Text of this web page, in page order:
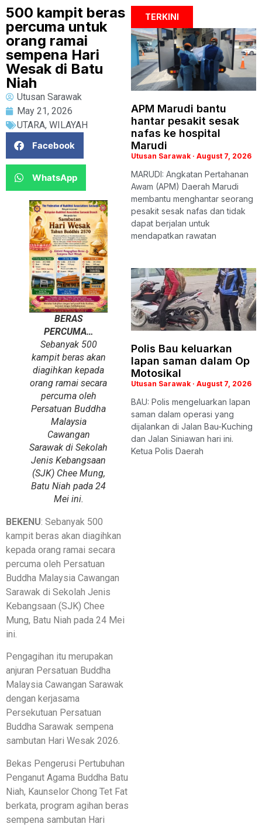
500 kampit beras
percuma untuk
orang ramai
sempena Hari
Wesak di Batu
Niah
Utusan Sarawak
May 21, 2026
UTARA, WILAYAH
Facebook
WhatsApp
BERAS
PERCUMA…
Sebanyak 500
kampit beras akan
diagihkan kepada
orang ramai secara
percuma oleh
Persatuan Buddha
Malaysia
Cawangan
Sarawak di Sekolah
Jenis Kebangsaan
(SJK) Chee Mung,
Batu Niah pada 24
Mei ini.
BEKENU: Sebanyak 500
kampit beras akan diagihkan
kepada orang ramai secara
percuma oleh Persatuan
Buddha Malaysia Cawangan
Sarawak di Sekolah Jenis
Kebangsaan (SJK) Chee
Mung, Batu Niah pada 24 Mei
ini.
Pengagihan itu merupakan
anjuran Persatuan Buddha
Malaysia Cawangan Sarawak
dengan kerjasama
Persekutuan Persatuan
Buddha Sarawak sempena
sambutan Hari Wesak 2026.
Bekas Pengerusi Pertubuhan
Penganut Agama Buddha Batu
Niah, Kaunselor Chong Tet Fat
berkata, program agihan beras
sempena sambutan Hari
TERKINI
APM Marudi bantu
hantar pesakit sesak
nafas ke hospital
Marudi
Utusan Sarawak August 7, 2026
MARUDI: Angkatan Pertahanan
Awam (APM) Daerah Marudi
membantu menghantar seorang
pesakit sesak nafas dan tidak
dapat berjalan untuk
mendapatkan rawatan
Polis Bau keluarkan
lapan saman dalam Op
Motosikal
Utusan Sarawak August 7, 2026
BAU: Polis mengeluarkan lapan
saman dalam operasi yang
dijalankan di Jalan Bau-Kuching
dan Jalan Siniawan hari ini.
Ketua Polis Daerah